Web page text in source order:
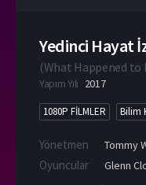
Yedinci Hayat
(What Happened to
Yapım Yılı 2017
1080P FİLMLER Bilim
Yönetmen Tommy
Oyuncular Glenn